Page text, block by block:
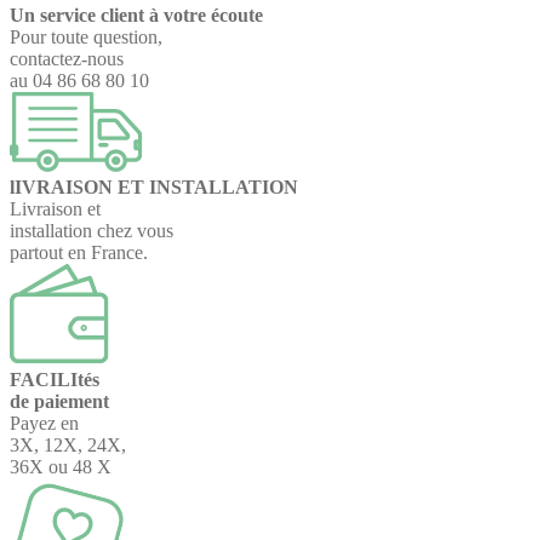
Un service client à votre écoute
Pour toute question,
contactez-nous
au 04 86 68 80 10
lIVRAISON ET INSTALLATION
Livraison et
installation chez vous
partout en France.
FACILItés
de paiement
Payez en
3X, 12X, 24X,
36X ou 48 X